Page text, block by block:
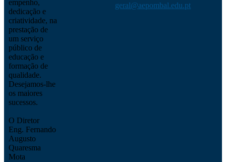
empenho,
dedicação e
criatividade, na
prestação de
um serviço
público de
educação e
formação de
qualidade.
Desejamos-lhe
os maiores
sucessos.
O Diretor
Eng. Fernando
Augusto
Quaresma
Mota
geral@aepombal.edu.pt